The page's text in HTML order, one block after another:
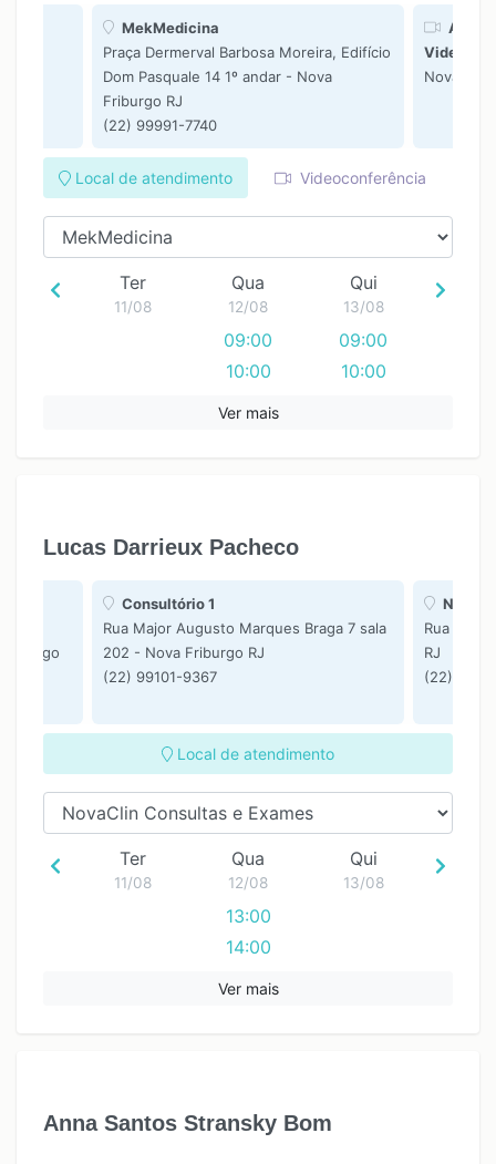
MekMedicina
Praça Dermerval Barbosa Moreira, Edifício
Dom Pasquale 14 1º andar - Nova
Friburgo RJ
(22) 99991-7740
Nova
Local de atendimento Videoconferência
Ter
11/08
Qua
12/08
09:00
10:00
11:00
16:00
18:00
Qui
13/08
09:00
10:00
18:00
Ver mais
Lucas Darrieux Pacheco
Consultório 1
Rua Major Augusto Marques Braga 7 sala
202 - Nova Friburgo RJ
(22) 99101-9367
Rua
RJ
Local de atendimento
Ter
11/08
Qua
12/08
13:00
14:00
15:00
Qui
13/08
Ver mais
Anna Santos Stransky Bom